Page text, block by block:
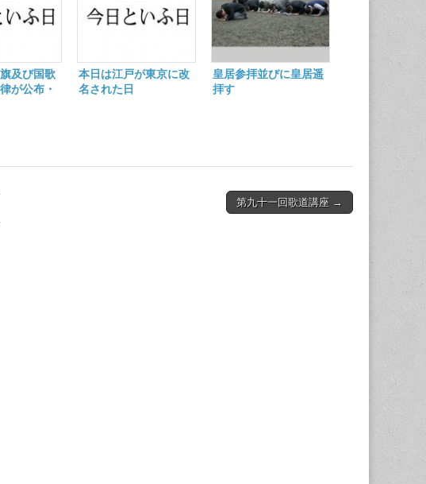
及び国歌
が公布・
本日は江戸が東京に改
名された日
皇居参拝並びに皇居遥
拝す
第九十一回歌道講座 →